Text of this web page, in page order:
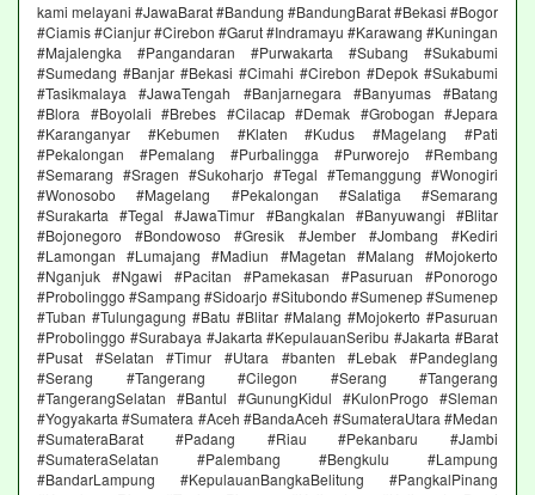
kami melayani #JawaBarat #Bandung #BandungBarat #Bekasi #Bogor
#Ciamis #Cianjur #Cirebon #Garut #Indramayu #Karawang #Kuningan
#Majalengka #Pangandaran #Purwakarta #Subang #Sukabumi
#Sumedang #Banjar #Bekasi #Cimahi #Cirebon #Depok #Sukabumi
#Tasikmalaya #JawaTengah #Banjarnegara #Banyumas #Batang
#Blora #Boyolali #Brebes #Cilacap #Demak #Grobogan #Jepara
#Karanganyar #Kebumen #Klaten #Kudus #Magelang #Pati
#Pekalongan #Pemalang #Purbalingga #Purworejo #Rembang
#Semarang #Sragen #Sukoharjo #Tegal #Temanggung #Wonogiri
#Wonosobo #Magelang #Pekalongan #Salatiga #Semarang
#Surakarta #Tegal #JawaTimur #Bangkalan #Banyuwangi #Blitar
#Bojonegoro #Bondowoso #Gresik #Jember #Jombang #Kediri
#Lamongan #Lumajang #Madiun #Magetan #Malang #Mojokerto
#Nganjuk #Ngawi #Pacitan #Pamekasan #Pasuruan #Ponorogo
#Probolinggo #Sampang #Sidoarjo #Situbondo #Sumenep #Sumenep
#Tuban #Tulungagung #Batu #Blitar #Malang #Mojokerto #Pasuruan
#Probolinggo #Surabaya #Jakarta #KepulauanSeribu #Jakarta #Barat
#Pusat #Selatan #Timur #Utara #banten #Lebak #Pandeglang
#Serang #Tangerang #Cilegon #Serang #Tangerang
#TangerangSelatan #Bantul #GunungKidul #KulonProgo #Sleman
#Yogyakarta #Sumatera #Aceh #BandaAceh #SumateraUtara #Medan
#SumateraBarat #Padang #Riau #Pekanbaru #Jambi
#SumateraSelatan #Palembang #Bengkulu #Lampung
#BandarLampung #KepulauanBangkaBelitung #PangkalPinang